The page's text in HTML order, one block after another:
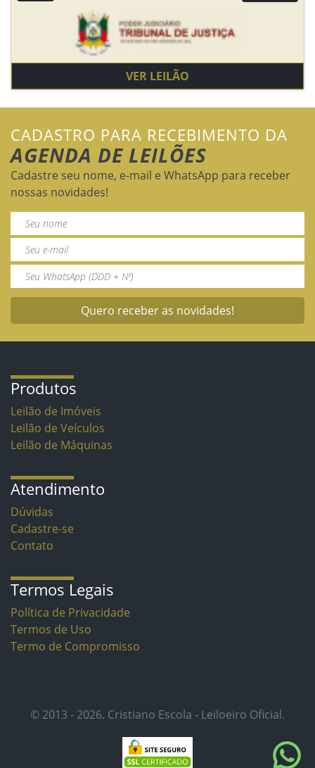
VER LEILÃO
CADASTRO PARA RECEBIMENTO DA
AGENDA DE LEILÕES
Cadastre seu nome, e-mail e WhatsApp para receber
nossas novidades!
Quero receber as novidades!
Produtos
Leilão de Imóveis
Leilão de Veículos
Leilão de Máquinas
Atendimento
Dúvidas
Cadastre-se
Contato
Termos Legais
Política de Privacidade
Termos de Uso
Termo de Compromisso
© 2013 - 2026. Cristiano Escola - Leiloeiro Oficial.